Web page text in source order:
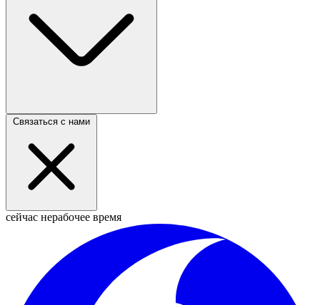
Связаться с нами
сейчас нерабочее время